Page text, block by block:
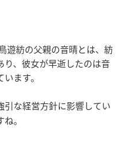
遊紡の父親の音晴とは、紡
、彼女が早逝したのは音
ます。
引な経営方針に影響してい
。